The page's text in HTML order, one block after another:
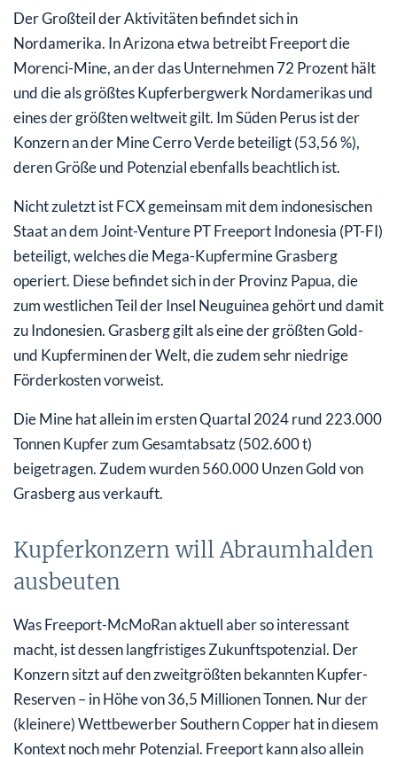
Der Großteil der Aktivitäten befindet sich in
Nordamerika. In Arizona etwa betreibt Freeport die
Morenci-Mine, an der das Unternehmen 72 Prozent hält
und die als größtes Kupferbergwerk Nordamerikas und
eines der größten weltweit gilt. Im Süden Perus ist der
Konzern an der Mine Cerro Verde beteiligt (53,56 %),
deren Größe und Potenzial ebenfalls beachtlich ist.
Nicht zuletzt ist FCX gemeinsam mit dem indonesischen
Staat an dem Joint-Venture PT Freeport Indonesia (PT-FI)
beteiligt, welches die Mega-Kupfermine Grasberg
operiert. Diese befindet sich in der Provinz Papua, die
zum westlichen Teil der Insel Neuguinea gehört und damit
zu Indonesien. Grasberg gilt als eine der größten Gold-
und Kupferminen der Welt, die zudem sehr niedrige
Förderkosten vorweist.
Die Mine hat allein im ersten Quartal 2024 rund 223.000
Tonnen Kupfer zum Gesamtabsatz (502.600 t)
beigetragen. Zudem wurden 560.000 Unzen Gold von
Grasberg aus verkauft.
Kupferkonzern will Abraumhalden
ausbeuten
Was Freeport-McMoRan aktuell aber so interessant
macht, ist dessen langfristiges Zukunftspotenzial. Der
Konzern sitzt auf den zweitgrößten bekannten Kupfer-
Reserven – in Höhe von 36,5 Millionen Tonnen. Nur der
(kleinere) Wettbewerber Southern Copper hat in diesem
Kontext noch mehr Potenzial. Freeport kann also allein